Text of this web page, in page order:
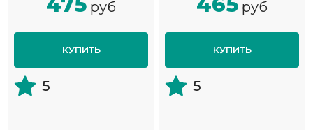
руб
КУПИТЬ
5
руб
КУПИТЬ
5